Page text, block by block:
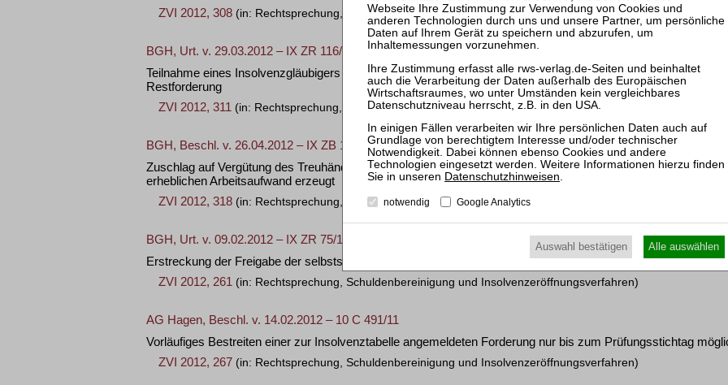
ZVI 2012, 308 (in: Rechtsprechung, Eröffnetes Insolvenzverfahren)
BGH, Urt. v. 29.03.2012 – IX ZR 116/11 +
Teilnahme eines Insolvenzgläubigers am weiteren Verteilungsverfahren nach Teilaufrechnung nur noch mit
Restforderung
ZVI 2012, 311 (in: Rechtsprechung, Eröffnetes Insolvenzverfahren)
BGH, Beschl. v. 26.04.2012 – IX ZB 176/11
Zuschlag auf Vergütung des Treuhänders im vereinfachten Insolvenzverfahren, wenn Prüfung und
erheblichen Arbeitsaufwand erzeugt
ZVI 2012, 318 (in: Rechtsprechung, Kosten und Vergütung)
BGH, Urt. v. 09.02.2012 – IX ZR 75/11 +
Erstreckung der Freigabe der selbstständigen Tätigkeit des Insolvenzschuldners auch auf
ZVI 2012, 261 (in: Rechtsprechung, Schuldenbereinigung und Insolvenzeröffnungsverfahren)
AG Hagen, Beschl. v. 14.02.2012 – 10 C 491/11
Vorläufiges Bestreiten einer zur Insolvenztabelle angemeldeten Forderung nur bis zum Prüfungsstichtag
ZVI 2012, 267 (in: Rechtsprechung, Schuldenbereinigung und Insolvenzeröffnungsverfahren)
Datenschutzhinweisen.
notwendig Google Analytics
Auswahl bestätigen Alle auswählen